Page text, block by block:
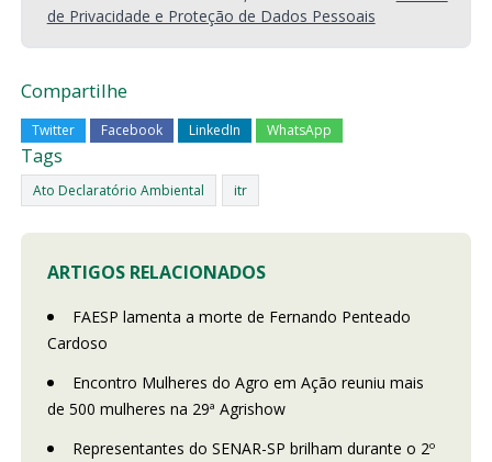
de Privacidade e Proteção de Dados Pessoais
Compartilhe
Twitter Facebook LinkedIn WhatsApp
Tags
Ato Declaratório Ambiental itr
ARTIGOS RELACIONADOS
FAESP lamenta a morte de Fernando Penteado
Cardoso
Encontro Mulheres do Agro em Ação reuniu mais
de 500 mulheres na 29ª Agrishow
Representantes do SENAR-SP brilham durante o 2º